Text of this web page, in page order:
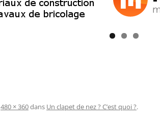
480 × 360dans Un clapet de nez ? C’est quoi ?.